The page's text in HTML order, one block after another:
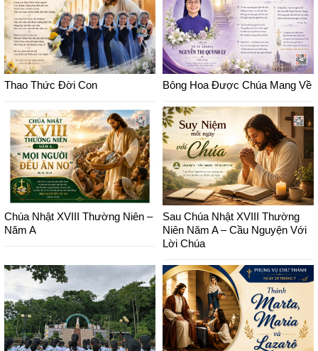
Thao Thức Đời Con Bông Hoa Được Chúa Mang Về
Chúa Nhật XVIII Thường Niên –
Năm A
Sau Chúa Nhật XVIII Thường
Niên Năm A – Cầu Nguyện Với
Lời Chúa